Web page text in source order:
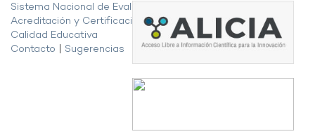
Sistema Nacional de Evaluación,
Acreditación y Certificación de la
Calidad Educativa
Contacto
Sugerencias